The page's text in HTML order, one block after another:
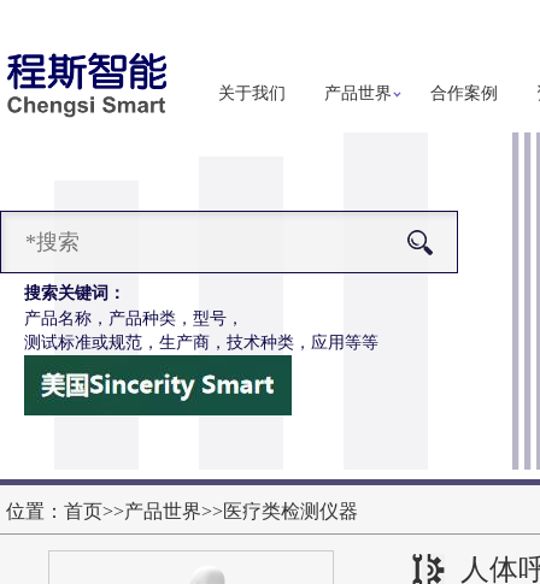
关于我们 产品世界 合作案例
搜索关键词：
产品名称，产品种类，型号，
测试标准或规范，生产商，技术种类，应用等等
电动轮椅车按键开关耐用性测试仪
位置： 首页>>产品世界>>医疗类检测仪器
人体